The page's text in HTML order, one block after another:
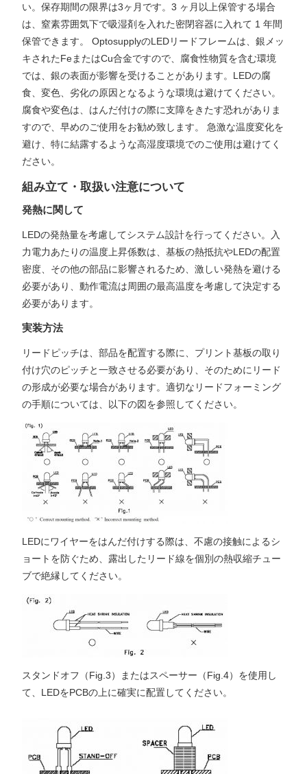
い。保存期間の限界は3ヶ月です。3 ヶ月以上保管する場合
は、窒素雰囲気下で吸湿剤を入れた密閉容器に入れて 1 年間
保管できます。 OptosupplyのLEDリードフレームは、銀メッ
キされたFeまたはCu合金ですので、腐食性物質を含む環境
では、銀の表面が影響を受けることがあります。LEDの腐
食、変色、劣化の原因となるような環境は避けてください。
腐食や変色は、はんだ付けの際に支障をきたす恐れがありま
すので、早めのご使用をお勧め致します。 急激な温度変化を
避け、特に結露するような高湿度環境でのご使用は避けてく
ださい。
組み立て・取扱い注意について
発熱に関して
LEDの発熱量を考慮してシステム設計を行ってください。入
力電力あたりの温度上昇係数は、基板の熱抵抗やLEDの配置
密度、その他の部品に影響されるため、激しい発熱を避ける
必要があり、動作電流は周囲の最高温度を考慮して決定する
必要があります。
実装方法
リードピッチは、部品を配置する際に、プリント基板の取り
付け穴のピッチと一致させる必要があり、そのためにリード
の形成が必要な場合があります。適切なリードフォーミング
の手順については、以下の図を参照してください。
LEDにワイヤーをはんだ付けする際は、不慮の接触によるシ
ョートを防ぐため、露出したリード線を個別の熱収縮チュー
ブで絶縁してください。
スタンドオフ（Fig.3）またはスペーサー（Fig.4）を使用し
て、LEDをPCBの上に確実に配置してください。